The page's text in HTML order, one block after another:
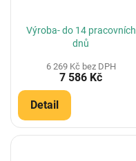
Výroba- do 14 pracovních
dnů
6 269 Kč bez DPH
7 586 Kč
Detail